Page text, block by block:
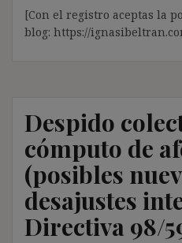
[Con el registro aceptas la
blog: https://
Despido
cómputo de
(posibles
desajustes
Directiva 98/